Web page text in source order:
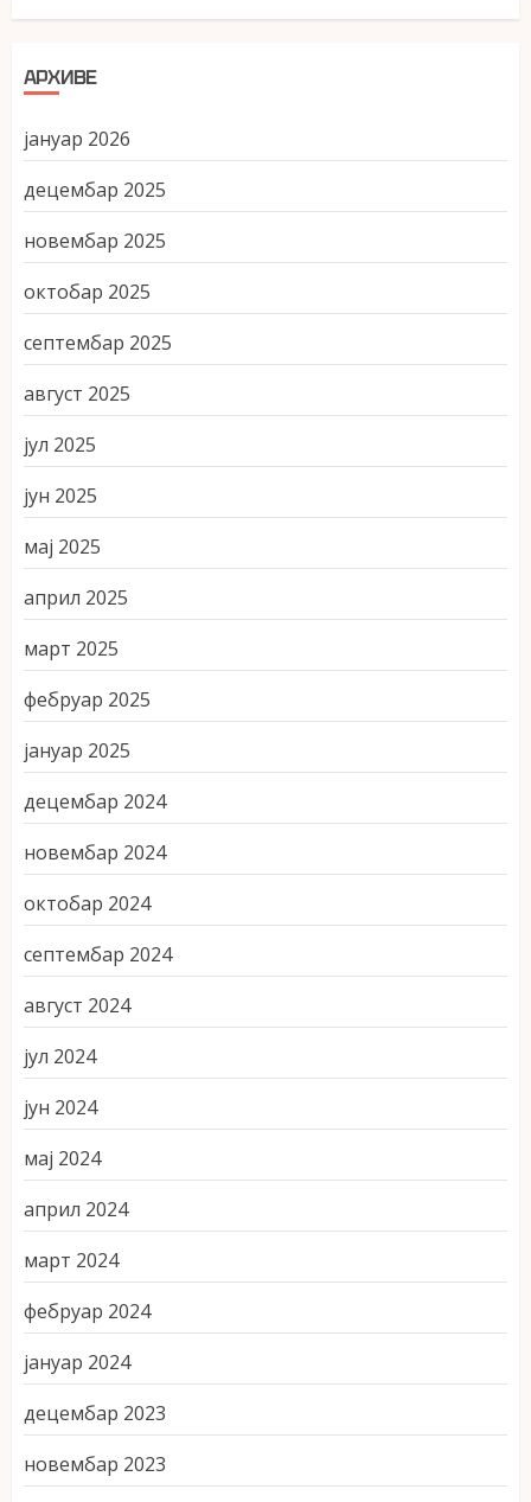
АРХИВЕ
јануар 2026
децембар 2025
новембар 2025
октобар 2025
септембар 2025
август 2025
јул 2025
јун 2025
мај 2025
април 2025
март 2025
фебруар 2025
јануар 2025
децембар 2024
новембар 2024
октобар 2024
септембар 2024
август 2024
јул 2024
јун 2024
мај 2024
април 2024
март 2024
фебруар 2024
јануар 2024
децембар 2023
новембар 2023